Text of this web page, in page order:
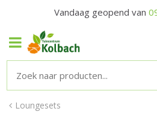
Loungesets
Vandaag geopend van